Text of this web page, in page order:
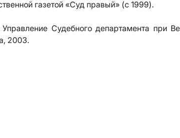
газетой «Суд правый» (с 1999).
Судебного департамента при
2003.